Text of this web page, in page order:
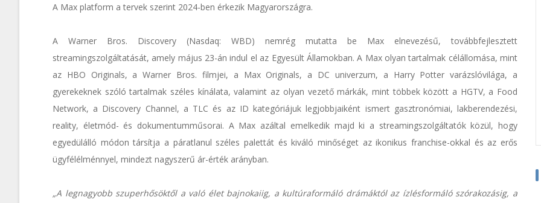
A Max platform a tervek szerint 2024-ben érkezik Magyarországra.
A Warner Bros. Discovery (Nasdaq: WBD) nemrég mutatta be Max elnevezésű, továbbfejlesztett
streamingszolgáltatását, amely május 23-án indul el az Egyesült Államokban. A Max olyan tartalmak célállomása, mint
az HBO Originals, a Warner Bros. filmjei, a Max Originals, a DC univerzum, a Harry Potter varázslóvilága, a
gyerekeknek szóló tartalmak széles kínálata, valamint az olyan vezető márkák, mint többek között a HGTV, a Food
Network, a Discovery Channel, a TLC és az ID kategóriájuk legjobbjaiként ismert gasztronómiai, lakberendezési,
reality, életmód- és dokumentumműsorai. A Max azáltal emelkedik majd ki a streamingszolgáltatók közül, hogy
egyedülálló módon társítja a páratlanul széles palettát és kiváló minőséget az ikonikus franchise-okkal és az erős
ügyfélélménnyel, mindezt nagyszerű ár-érték arányban.
„A legnagyobb szuperhősöktől a való élet bajnokaiig, a kultúraformáló drámáktól az ízlésformáló szórakozásig, a